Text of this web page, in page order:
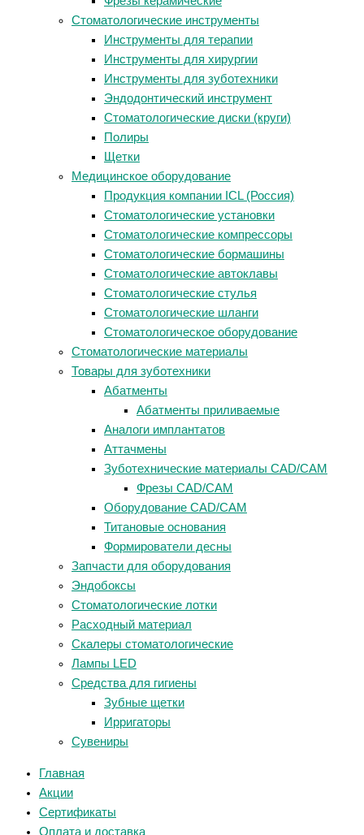
Стоматологические инструменты
Инструменты для терапии
Инструменты для хирургии
Инструменты для зуботехники
Эндодонтический инструмент
Стоматологические диски (круги)
Полиры
Щетки
Медицинское оборудование
Продукция компании ICL (Россия)
Стоматологические установки
Стоматологические компрессоры
Стоматологические бормашины
Стоматологические автоклавы
Стоматологические стулья
Стоматологические шланги
Стоматологическое оборудование
Стоматологические материалы
Товары для зуботехники
Абатменты
Абатменты приливаемые
Аналоги имплантатов
Аттачмены
Зуботехнические материалы CAD/CAM
Фрезы CAD/CAM
Оборудование CAD/CAM
Титановые основания
Формирователи десны
Запчасти для оборудования
Эндобоксы
Стоматологические лотки
Расходный материал
Скалеры стоматологические
Лампы LED
Средства для гигиены
Зубные щетки
Ирригаторы
Сувениры
Главная
Акции
Сертификаты
Оплата и доставка